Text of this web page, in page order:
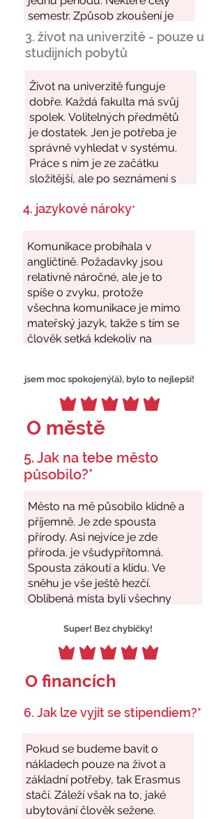
3. život na univerzitě - pouze u
studijních pobytů
4. jazykové nároky*
jsem moc spokojený(á), bylo to nejlepší!
O městě
5. Jak na tebe město
působilo?*
Super! Bez chybičky!
O financích
6. Jak lze vyjít se stipendiem?*